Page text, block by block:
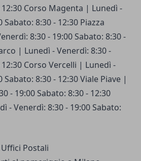
12:30 Corso Magenta | Lunedì -
Sabato: 8:30 - 12:30 Piazza
8:30 - 19:00 Sabato: 8:30 -
| Lunedì - Venerdì: 8:30 -
12:30 Corso Vercelli | Lunedì -
Sabato: 8:30 - 12:30 Viale Piave |
- 19:00 Sabato: 8:30 - 12:30
- Venerdì: 8:30 - 19:00 Sabato:
Postali